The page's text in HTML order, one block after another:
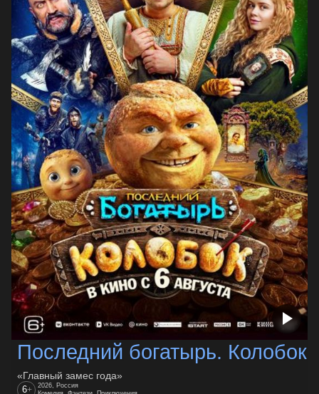
Последний богатырь. Колобок
«Главный замес года»
6+
2026, Россия